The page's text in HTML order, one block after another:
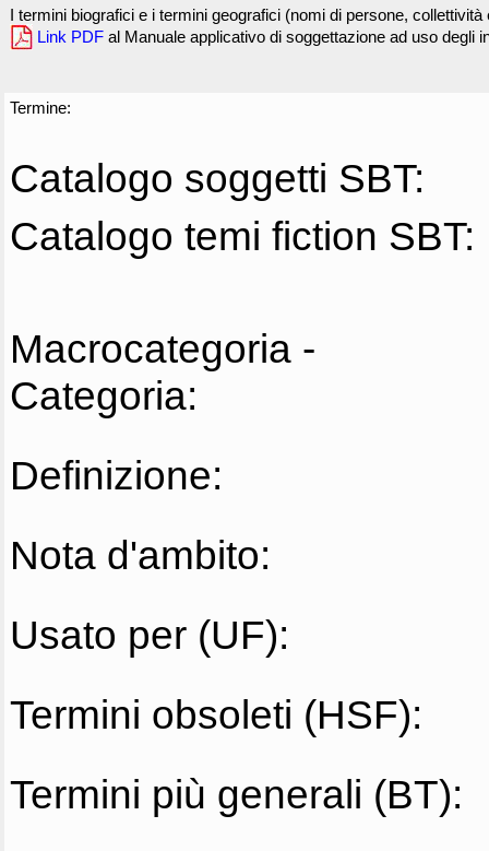
I termini biografici e i termini geografici (nomi di persone,
Link PDF al Manuale applicativo di soggettazione ad uso degli
Termine:
Catalogo soggetti SBT:
Catalogo temi fiction SBT:
Macrocategoria -
Categoria:
Definizione:
Nota d'ambito:
Usato per (UF):
Termini obsoleti (HSF):
Termini più generali (BT):